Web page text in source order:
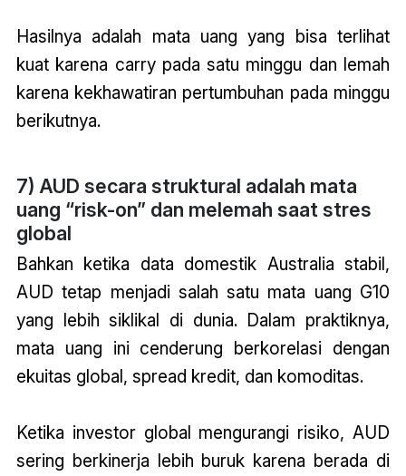
Hasilnya adalah mata uang yang bisa terlihat
kuat karena carry pada satu minggu dan lemah
karena kekhawatiran pertumbuhan pada minggu
berikutnya.
7) AUD secara struktural adalah mata
uang “risk-on” dan melemah saat stres
global
Bahkan ketika data domestik Australia stabil,
AUD tetap menjadi salah satu mata uang G10
yang lebih siklikal di dunia. Dalam praktiknya,
mata uang ini cenderung berkorelasi dengan
ekuitas global, spread kredit, dan komoditas.
Ketika investor global mengurangi risiko, AUD
sering berkinerja lebih buruk karena berada di